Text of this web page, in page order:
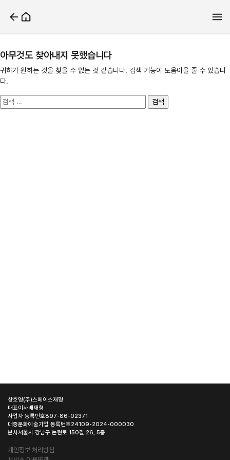
아무것도 찾아내지 못했습니다
귀하가 원하는 것을 찾을 수 없는 것 같습니다. 검색 기능이 도움이을 줄 수 있습니
다.
검
색:
상호명(주)스페이스재형
대표이사배재형
사업자 등록번호897-86-02371
대중문화예술기업 등록번호24109-2024-000030
본사서울시 강남구 논현로 150길 26, 5층
개인정보 처리방침